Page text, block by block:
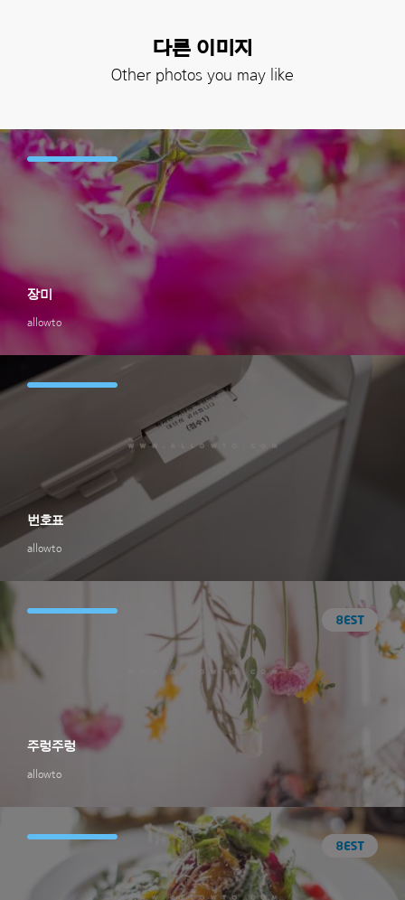
다른 이미지
Other photos you may like
allowto
장미
allowto
번호표
allowto
주렁주렁